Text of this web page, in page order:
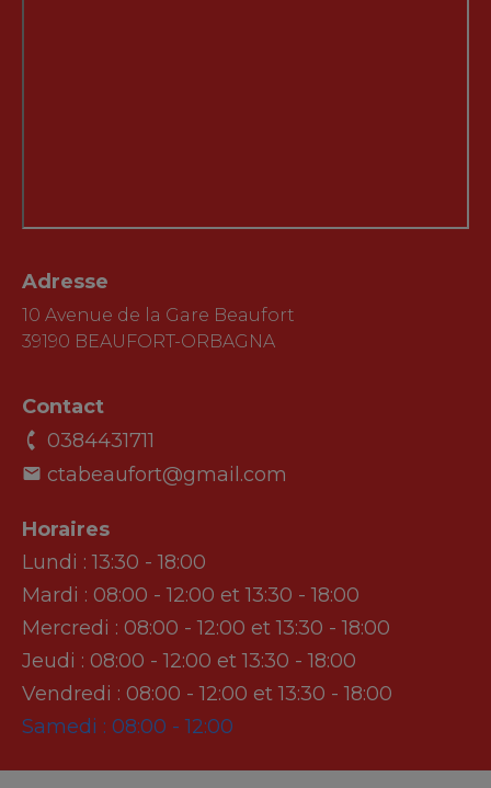
Adresse
10 Avenue de la Gare Beaufort
39190 BEAUFORT-ORBAGNA
Contact
0384431711
ctabeaufort@gmail.com
Horaires
Lundi : 13:30 - 18:00
Mardi : 08:00 - 12:00 et 13:30 - 18:00
Mercredi : 08:00 - 12:00 et 13:30 - 18:00
Jeudi : 08:00 - 12:00 et 13:30 - 18:00
Vendredi : 08:00 - 12:00 et 13:30 - 18:00
Samedi : 08:00 - 12:00